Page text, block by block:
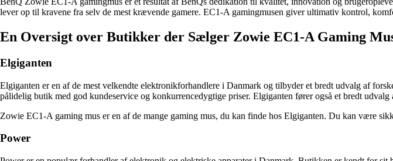
lever op til kravene fra selv de mest krævende gamere. EC1-A gamingmusen giver ultimativ kontrol,
En Oversigt over Butikker der Sælger Zowie EC1-A Gaming
Elgiganten
Elgiganten er en af de mest velkendte elektronikforhandlere i Danmark og tilbyder et bredt udvalg af
pålidelig butik med god kundeservice og konkurrencedygtige priser. Elgiganten fører også et bredt udvalg
Zowie EC1-A gaming mus er en af de mange gaming mus, du kan finde hos Elgiganten. Du kan være
Power